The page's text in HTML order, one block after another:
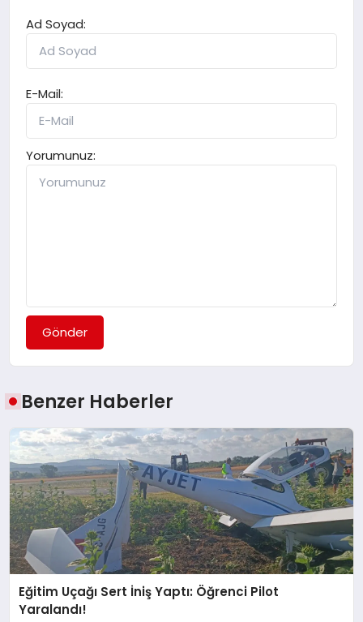
Ad Soyad:
E-Mail:
Yorumunuz:
Gönder
Benzer Haberler
Eğitim Uçağı Sert İniş Yaptı: Öğrenci Pilot
Yaralandı!